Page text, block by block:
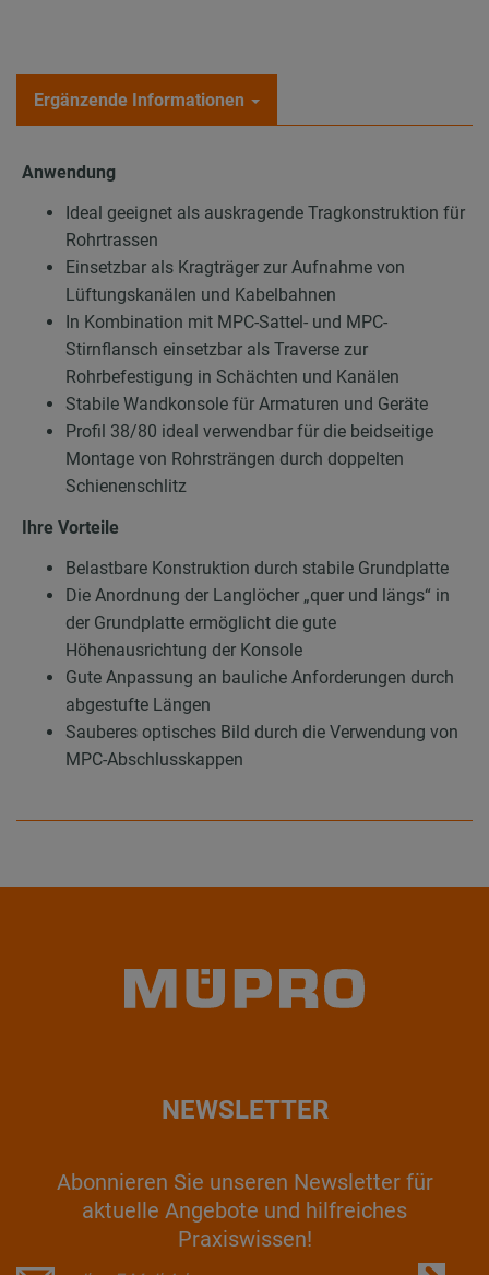
Ergänzende Informationen
Anwendung
Ideal geeignet als auskragende Tragkonstruktion für
Rohrtrassen
Einsetzbar als Kragträger zur Aufnahme von
Lüftungskanälen und Kabelbahnen
In Kombination mit MPC-Sattel- und MPC-
Stirnflansch einsetzbar als Traverse zur
Rohrbefestigung in Schächten und Kanälen
Stabile Wandkonsole für Armaturen und Geräte
Profil 38/80 ideal verwendbar für die beidseitige
Montage von Rohrsträngen durch doppelten
Schienenschlitz
Ihre Vorteile
Belastbare Konstruktion durch stabile Grundplatte
Die Anordnung der Langlöcher „quer und längs“ in
der Grundplatte ermöglicht die gute
Höhenausrichtung der Konsole
Gute Anpassung an bauliche Anforderungen durch
abgestufte Längen
Sauberes optisches Bild durch die Verwendung von
MPC-Abschlusskappen
NEWSLETTER
Abonnieren Sie unseren Newsletter für
aktuelle Angebote und hilfreiches
Praxiswissen!